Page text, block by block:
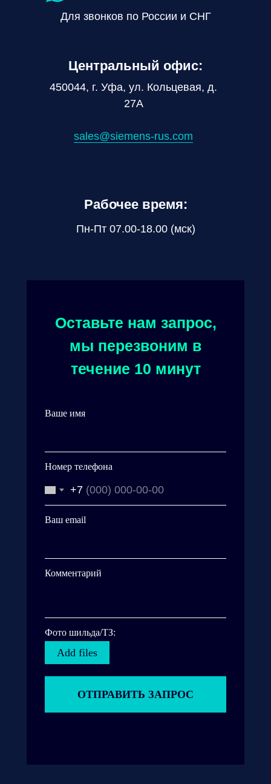
Оставьте нам запрос,
мы перезвоним в
течение 10 минут
Для звонков по России и СНГ
Ваше имя
Номер телефона
+7
Ваш email
Комментарий
Фото шильда/ТЗ:
Add files
ОТПРАВИТЬ ЗАПРОС
450044, г. Уфа, ул. Кольцевая, д.
27А
sales@siemens-rus.com
Центральный офис:
Пн-Пт 07.00-18.00 (мск)
Рабочее время: